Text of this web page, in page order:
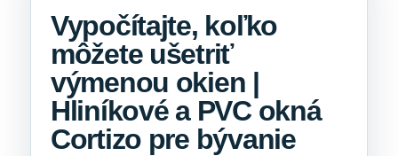
Vypočítajte, koľko
môžete ušetriť
výmenou okien |
Hliníkové a PVC okná
Cortizo pre bývanie